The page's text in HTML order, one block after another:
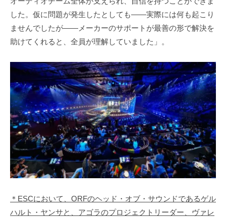
した。仮に問題が発生したとしても――実際には何も起こり
ませんでしたが――メーカーのサポートが最善の形で解決を
助けてくれると、全員が理解していました」。
＊ESCにおいて、ORFのヘッド・オブ・サウンドであるゲル
ハルト・ヤンサと、アゴラのプロジェクトリーダー、ヴァレ